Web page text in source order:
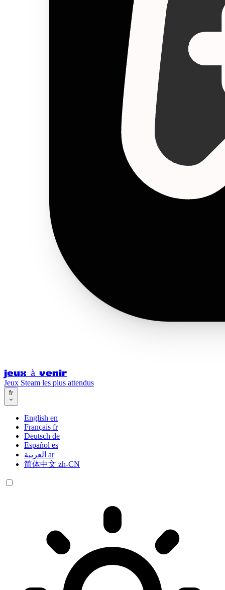
jeux à venir
Jeux Steam les plus attendus
fr
English en
Français fr
Deutsch de
Español es
العربية ar
简体中文 zh-CN